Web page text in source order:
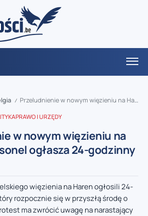
/ Przeludnienie w nowym więzieniu na Haren – personel ogłasza 24-godzinny protest
PRAWO I URZĘDY
w nowym więzieniu na
ogłasza 24-godzinny
więzienia na Haren ogłosili 24-
rozpocznie się w przyszłą środę o
ma zwrócić uwagę na narastający